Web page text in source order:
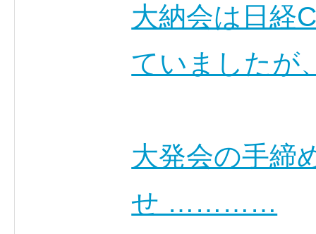
大納会は日経
ていましたが
大発会の手締
せ …………